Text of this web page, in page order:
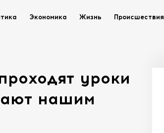
Экономика Жизнь Происшествия
уроки
нашим